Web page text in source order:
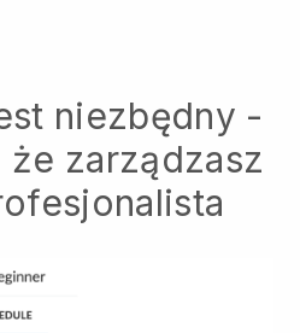
niezbędny -
że zarządzasz